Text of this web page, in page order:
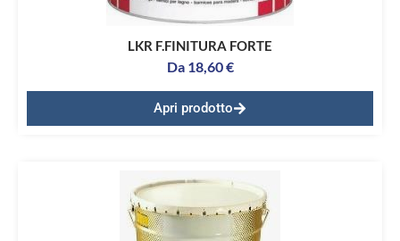
LKR F.FINITURA FORTE
Da 18,60€
Apri prodotto